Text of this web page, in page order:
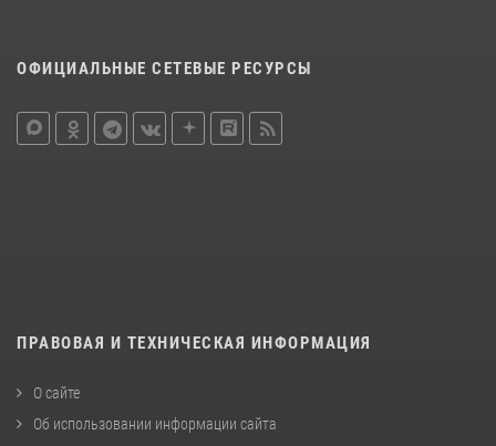
ОФИЦИАЛЬНЫЕ СЕТЕВЫЕ РЕСУРСЫ
ПРАВОВАЯ И ТЕХНИЧЕСКАЯ ИНФОРМАЦИЯ
О сайте
Об использовании информации сайта